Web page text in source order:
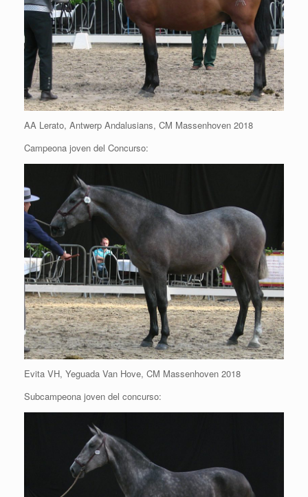
AA Lerato, Antwerp Andalusians, CM Massenhoven 2018
Campeona joven del Concurso:
Evita VH, Yeguada Van Hove, CM Massenhoven 2018
Subcampeona joven del concurso: